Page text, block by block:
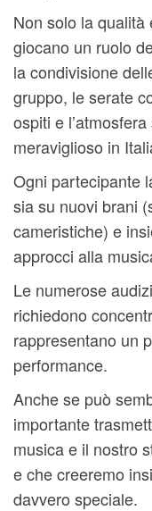
Non solo la qualità
giocano un ruolo
la condivisione
gruppo, le serate
ospiti e
meraviglioso in
Ogni partecipante
sia ​​su nuovi brani
cameristiche) e
approcci alla
Le numerose
richiedono
rappresentano un
performance.
Anche se può
importante
musica e il nostro
e che creeremo
davvero speciale.